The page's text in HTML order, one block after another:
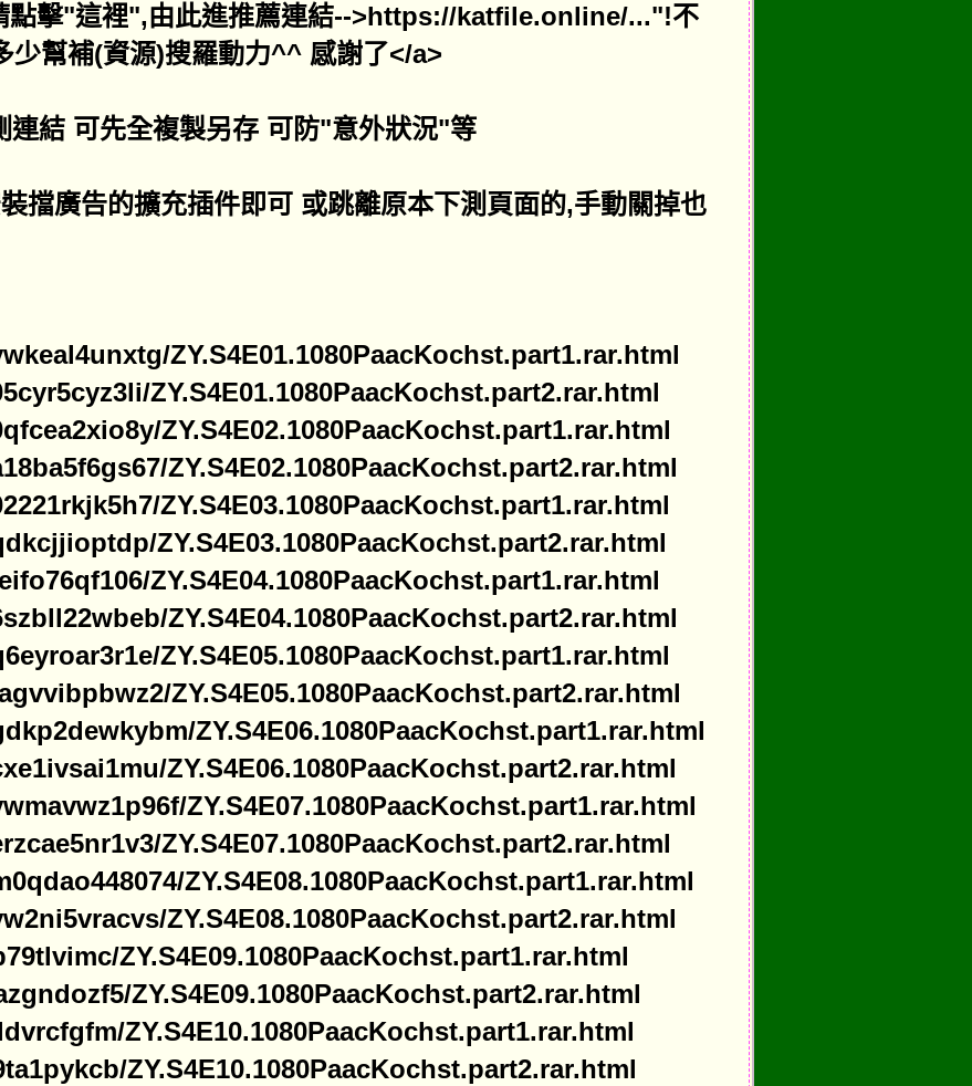
點擊"這裡",由此進推薦連結-->https://katfile.online/..."!不
少幫補(資源)搜羅動力^^ 感謝了</a>
結 可先全複製另存 可防"意外狀況"等
擋廣告的擴充插件即可 或跳離原本下測頁面的,手動關掉也
ZY.S4E01.1080PaacKochst.part1.rar.html
ZY.S4E01.1080PaacKochst.part2.rar.html
ZY.S4E02.1080PaacKochst.part1.rar.html
ZY.S4E02.1080PaacKochst.part2.rar.html
ZY.S4E03.1080PaacKochst.part1.rar.html
ZY.S4E03.1080PaacKochst.part2.rar.html
ZY.S4E04.1080PaacKochst.part1.rar.html
ZY.S4E04.1080PaacKochst.part2.rar.html
ZY.S4E05.1080PaacKochst.part1.rar.html
ZY.S4E05.1080PaacKochst.part2.rar.html
ZY.S4E06.1080PaacKochst.part1.rar.html
ZY.S4E06.1080PaacKochst.part2.rar.html
ZY.S4E07.1080PaacKochst.part1.rar.html
ZY.S4E07.1080PaacKochst.part2.rar.html
ZY.S4E08.1080PaacKochst.part1.rar.html
ZY.S4E08.1080PaacKochst.part2.rar.html
ZY.S4E09.1080PaacKochst.part1.rar.html
ZY.S4E09.1080PaacKochst.part2.rar.html
ZY.S4E10.1080PaacKochst.part1.rar.html
ZY.S4E10.1080PaacKochst.part2.rar.html